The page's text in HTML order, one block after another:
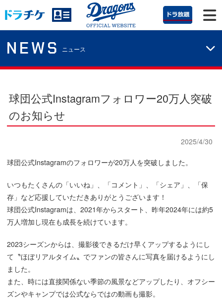
NEWS ニュース
球団公式Instagramフォロワー20万人突破
のお知らせ
2025/4/30
球団公式Instagramのフォロワーが20万人を突破しました。
いつもたくさんの「いいね」、「コメント」、「シェア」、「保
存」など応援していただきありがとうございます！
球団公式Instagramは、2021年からスタート、昨年2024年には約5
万人増加し現在も成長を続けています。
2023シーズンからは、撮影後できるだけ早くアップするようにし
て〝ほぼリアルタイム〟でファンの皆さんに写真を届けるようにし
ました。
また、時には直接関係ない季節の風景などアップしたり、オフシー
ズンやキャンプでは公式ならではの動画も撮影。